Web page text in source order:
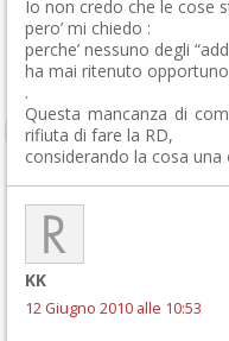
Io non credo che le cose
pero’ mi chiedo :
perche’ nessuno degli
ha mai ritenuto
.
Questa mancanza di
rifiuta di fare la RD,
considerando la cosa una
KK
12 Giugno 2010 alle 10:53